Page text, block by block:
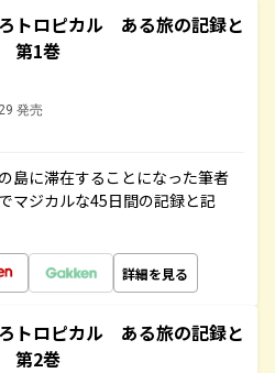
トロピカル ある旅の記録と
第1巻
発売
島に滞在することになった筆者
マジカルな45日間の記録と記
詳細を見る
トロピカル ある旅の記録と
第2巻